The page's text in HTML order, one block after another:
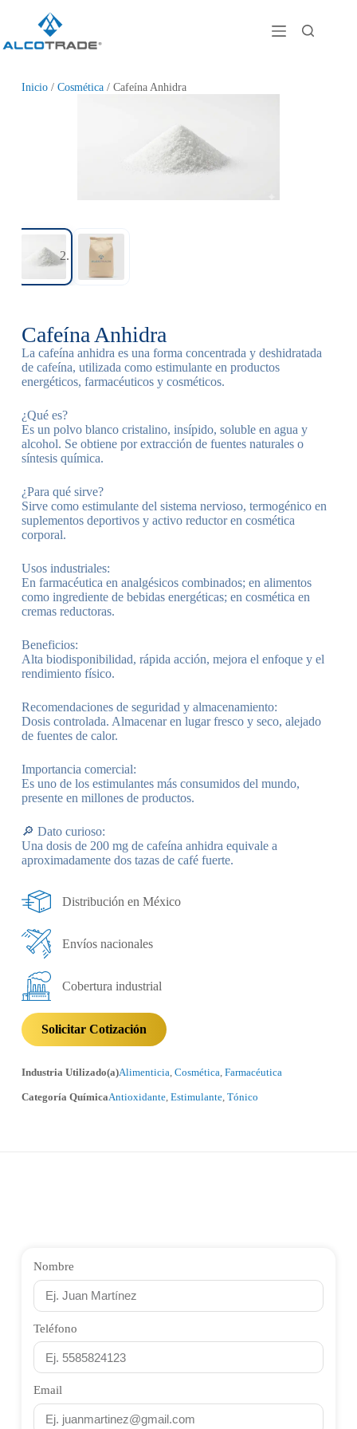
Inicio/ Cosmética/ Cafeína Anhidra
Cafeína Anhidra
La cafeína anhidra es una forma concentrada y deshidratada
de cafeína, utilizada como estimulante en productos
energéticos, farmacéuticos y cosméticos.
¿Qué es?
Es un polvo blanco cristalino, insípido, soluble en agua y
alcohol. Se obtiene por extracción de fuentes naturales o
síntesis química.
¿Para qué sirve?
Sirve como estimulante del sistema nervioso, termogénico en
suplementos deportivos y activo reductor en cosmética
corporal.
Usos industriales:
En farmacéutica en analgésicos combinados; en alimentos
como ingrediente de bebidas energéticas; en cosmética en
cremas reductoras.
Beneficios:
Alta biodisponibilidad, rápida acción, mejora el enfoque y el
rendimiento físico.
Recomendaciones de seguridad y almacenamiento:
Dosis controlada. Almacenar en lugar fresco y seco, alejado
de fuentes de calor.
Importancia comercial:
Es uno de los estimulantes más consumidos del mundo,
presente en millones de productos.
🔎 Dato curioso:
Una dosis de 200 mg de cafeína anhidra equivale a
aproximadamente dos tazas de café fuerte.
Distribución en México
Envíos nacionales
Cobertura industrial
Solicitar Cotización
Industria Utilizado(a)Alimenticia, Cosmética, Farmacéutica
Categoría QuímicaAntioxidante, Estimulante, Tónico
Nombre
Teléfono
Email